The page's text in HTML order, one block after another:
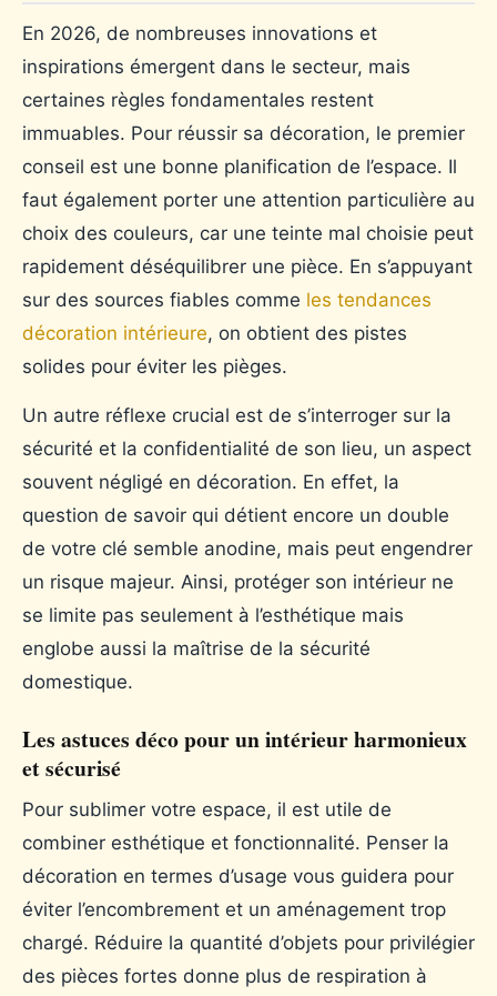
En 2026, de nombreuses innovations et
inspirations émergent dans le secteur, mais
certaines règles fondamentales restent
immuables. Pour réussir sa décoration, le premier
conseil est une bonne planification de l’espace. Il
faut également porter une attention particulière au
choix des couleurs, car une teinte mal choisie peut
rapidement déséquilibrer une pièce. En s’appuyant
sur des sources fiables comme les tendances
décoration intérieure, on obtient des pistes
solides pour éviter les pièges.
Un autre réflexe crucial est de s’interroger sur la
sécurité et la confidentialité de son lieu, un aspect
souvent négligé en décoration. En effet, la
question de savoir qui détient encore un double
de votre clé semble anodine, mais peut engendrer
un risque majeur. Ainsi, protéger son intérieur ne
se limite pas seulement à l’esthétique mais
englobe aussi la maîtrise de la sécurité
domestique.
Les astuces déco pour un intérieur harmonieux
et sécurisé
Pour sublimer votre espace, il est utile de
combiner esthétique et fonctionnalité. Penser la
décoration en termes d’usage vous guidera pour
éviter l’encombrement et un aménagement trop
chargé. Réduire la quantité d’objets pour privilégier
des pièces fortes donne plus de respiration à